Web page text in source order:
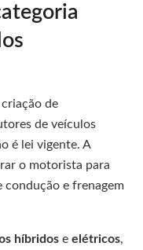
de
de veículos
é lei vigente. A
o motorista para
condução e frenagem
híbridos e elétricos,